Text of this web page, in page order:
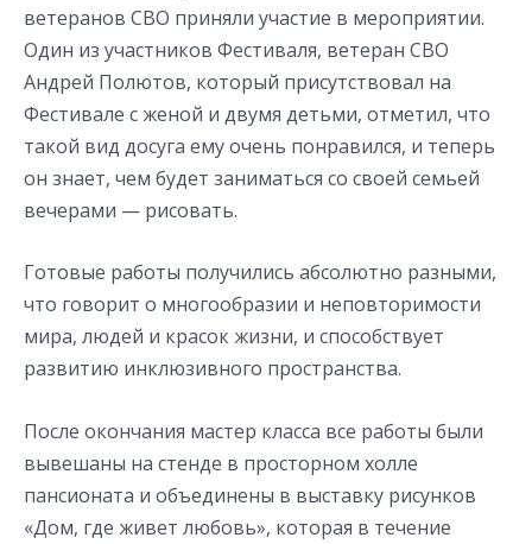
ветеранов СВО приняли участие в мероприятии.
Один из участников Фестиваля, ветеран СВО
Андрей Полютов, который присутствовал на
Фестивале с женой и двумя детьми, отметил, что
такой вид досуга ему очень понравился, и теперь
он знает, чем будет заниматься со своей семьей
вечерами — рисовать.
Готовые работы получились абсолютно разными,
что говорит о многообразии и неповторимости
мира, людей и красок жизни, и способствует
развитию инклюзивного пространства.
После окончания мастер класса все работы были
вывешаны на стенде в просторном холле
пансионата и объединены в выставку рисунков
«Дом, где живет любовь», которая в течение